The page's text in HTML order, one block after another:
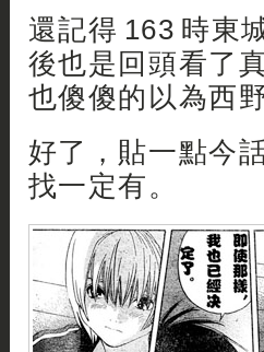
還記得 163 時東
後也是回頭看了
也傻傻的以為西
好了，貼一點今
找一定有。